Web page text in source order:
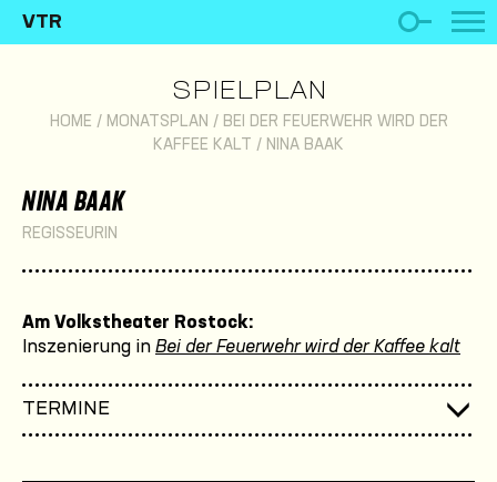
VTR
SPIELPLAN
HOME / MONATSPLAN / BEI DER FEUERWEHR WIRD DER
KAFFEE KALT
/ NINA BAAK
NINA BAAK
REGISSEURIN
Am Volkstheater Rostock:
Inszenierung in Bei der Feuerwehr wird der Kaffee kalt
TERMINE